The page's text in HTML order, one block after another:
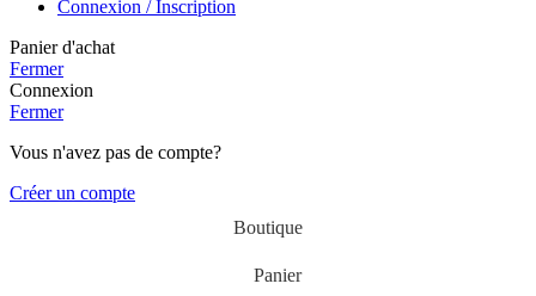
Connexion / Inscription
Panier d'achat
Fermer
Connexion
Fermer
Vous n'avez pas de compte?
Créer un compte
Boutique
Panier